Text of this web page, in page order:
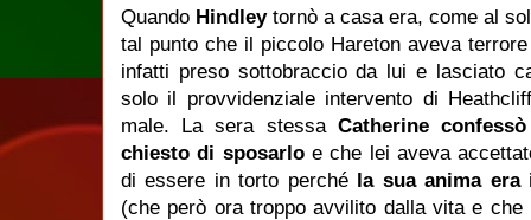
Quando Hindley tornò a casa era, come al
tal punto che il piccolo Hareton aveva
infatti preso sottobraccio da lui e lasciato
solo il provvidenziale intervento di
male. La sera stessa Catherine
chiesto di sposarloe che lei aveva
di essere in torto perché la sua anima
(che però ora troppo avvilito dalla vita e che